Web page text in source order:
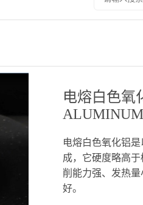
电熔白色氧
电熔白色氧化铝
成，它硬度略高
削能力强、发热
好。